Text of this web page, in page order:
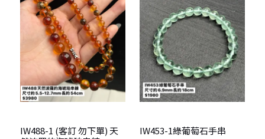
IW488-1 (客訂 勿下單) 天
IW453-1綠葡萄石手串